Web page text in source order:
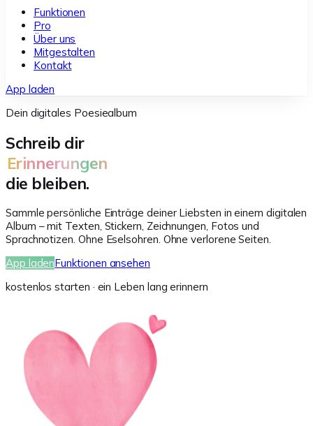
Funktionen
Pro
Über uns
Mitgestalten
Kontakt
App laden
Dein digitales Poesiealbum
Schreib dir
Erinnerungen
die bleiben.
Sammle persönliche Einträge deiner Liebsten in einem digitalen
Album – mit Texten, Stickern, Zeichnungen, Fotos und
Sprachnotizen. Ohne Eselsohren. Ohne verlorene Seiten.
App ladenFunktionen ansehen
kostenlos starten · ein Leben lang erinnern